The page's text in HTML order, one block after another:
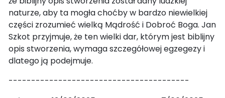
naturze, aby ta mogła choćby w bardzo niewielkiej
części zrozumieć wielką Mądrość i Dobroć Boga. Jan
Szkot przyjmuje, że ten wielki dar, którym jest biblijny
opis stworzenia, wymaga szczegółowej egzegezy i
dlatego ją podejmuje.
----------------------------------------